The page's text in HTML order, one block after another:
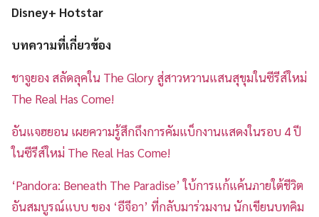
Disney+ Hotstar
บทความที่เกี่ยวข้อง
ชาจูยอง สลัดลุคใน The Glory สู่สาวหวานแสนสุขุมในซีรีส์ใหม่
The Real Has Come!
อันแจฮยอน เผยความรู้สึกถึงการคัมแบ็กงานแสดงในรอบ 4 ปี
ในซีรีส์ใหม่ The Real Has Come!
‘Pandora: Beneath The Paradise’ ใบ้การแก้แค้นภายใต้ชีวิต
อันสมบูรณ์แบบ ของ ‘อีจีอา’ ที่กลับมาร่วมงาน นักเขียนบทคิม